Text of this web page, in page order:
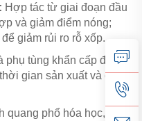
Hợp tác từ giai đoạn đầu
và giảm điểm nóng;
giảm rủi ro rỗ xốp.
phụ tùng khẩn cấp được
gian sản xuất và chi
quang phổ hóa học,